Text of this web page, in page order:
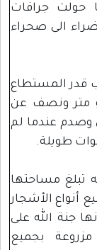
حولت جرافات
الى صحراء
قدر المستطاع
متر ونصف عن
وصدم عندما لم
طويلة.
أرضه تبلغ مساحتها
أنواع الأشجار
جنة الله على
بجميع